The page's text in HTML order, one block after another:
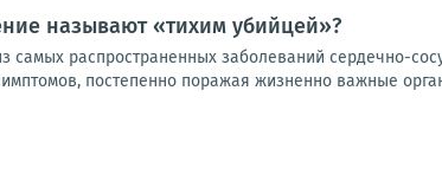
называют «тихим убийцей»?
самых распространенных заболеваний сердечно-
постепенно поражая жизненно важные